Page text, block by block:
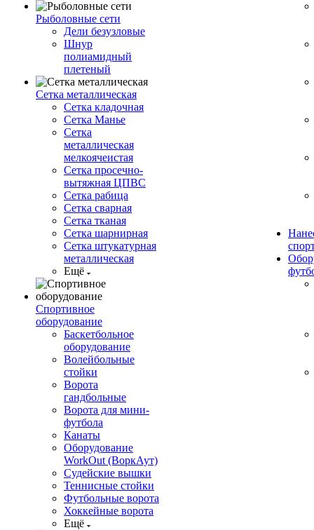
Рыболовные сети
Дели безузловые
Шнур
полиамидный
плетеный
Сетка металлическая
Сетка кладочная
Сетка Манье
Сетка
металлическая
мелкоячеистая
Сетка просечно-
вытяжная ЦПВС
Сетка рабица
Сетка сварная
Сетка тканая
Сетка шарнирная
Сетка штукатурная
металлическая
Ещё
Спортивное
оборудование
Баскетбольное
оборудование
Волейбольные
стойки
Ворота
гандбольные
Ворота для мини-
футбола
Канаты
Оборудование
WorkOut (ВоркАут)
Судейские вышки
Теннисные стойки
Футбольные ворота
Хоккейные ворота
Ещё